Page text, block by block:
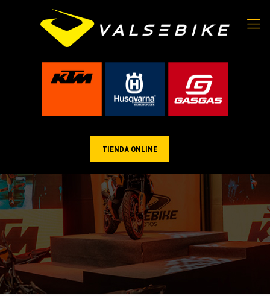
TIENDA ONLINE